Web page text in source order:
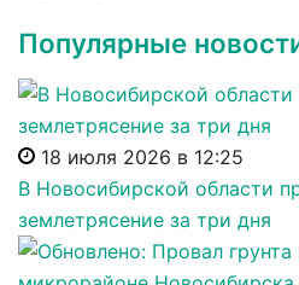
Популярные
18 июля 2026 в 12:25
В Новосибирской области
землетрясение за три дня